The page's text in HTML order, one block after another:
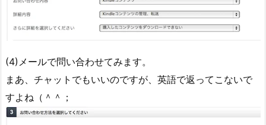
(4)メールで問い合わせてみます。
まあ、チャットでもいいのですが、英語で返ってこないで
すよね（＾＾；